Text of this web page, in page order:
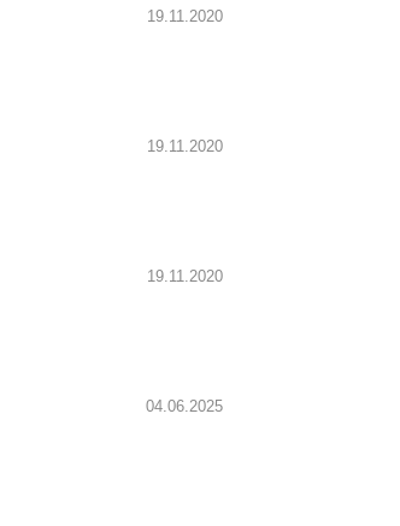
19.11.2020
19.11.2020
19.11.2020
04.06.2025